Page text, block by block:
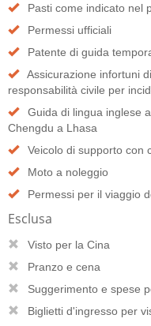
Pasti come indicato nel
Permessi ufficiali
Patente di guida
Assicurazione infortuni
responsabilità civile per
Guida di lingua inglese
Chengdu a Lhasa
Veicolo di supporto con
Moto a noleggio
Permessi per il viaggio
Esclusa
Visto per la Cina
Pranzo e cena
Suggerimento e spese
Biglietti d'ingresso per